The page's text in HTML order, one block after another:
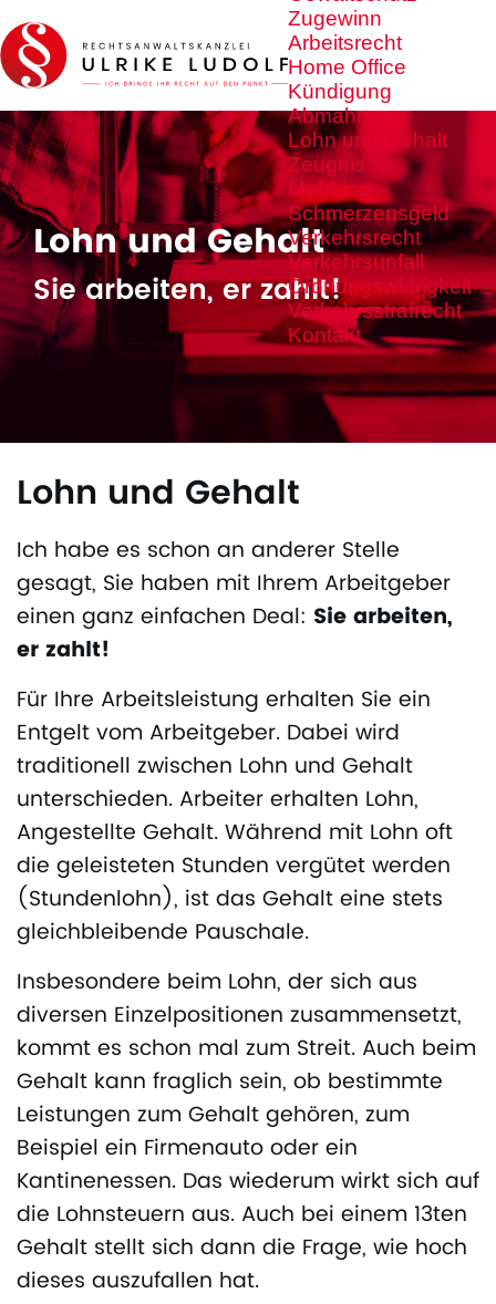
Zugewinn
Arbeitsrecht
Home Office
Kündigung
Abmahnung
Lohn und Gehalt
Zeugnis
Mobbing
Schmerzensgeld
Verkehrsrecht
Verkehrsunfall
Ordnungswidrigkeit
Verkehrsstrafrecht
Kontakt
Lohn und Gehalt
Sie arbeiten, er zahlt!
Lohn und Gehalt
Ich habe es schon an anderer Stelle
gesagt, Sie haben mit Ihrem Arbeitgeber
einen ganz einfachen Deal: Sie arbeiten,
er zahlt!
Für Ihre Arbeitsleistung erhalten Sie ein
Entgelt vom Arbeitgeber. Dabei wird
traditionell zwischen Lohn und Gehalt
unterschieden. Arbeiter erhalten Lohn,
Angestellte Gehalt. Während mit Lohn oft
die geleisteten Stunden vergütet werden
(Stundenlohn), ist das Gehalt eine stets
gleichbleibende Pauschale.
Insbesondere beim Lohn, der sich aus
diversen Einzelpositionen zusammensetzt,
kommt es schon mal zum Streit. Auch beim
Gehalt kann fraglich sein, ob bestimmte
Leistungen zum Gehalt gehören, zum
Beispiel ein Firmenauto oder ein
Kantinenessen. Das wiederum wirkt sich auf
die Lohnsteuern aus. Auch bei einem 13ten
Gehalt stellt sich dann die Frage, wie hoch
dieses auszufallen hat.